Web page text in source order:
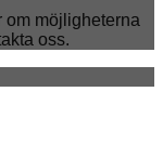
om möjligheterna
oss.